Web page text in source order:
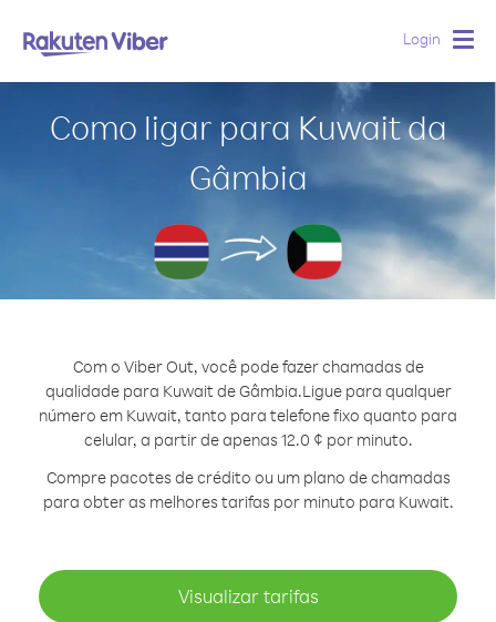
Login
Como ligar para Kuwait da
Gâmbia
Com o Viber Out, você pode fazer chamadas de
qualidade para Kuwait de Gâmbia.Ligue para qualquer
número em Kuwait, tanto para telefone fixo quanto para
celular, a partir de apenas 12.0 ¢ por minuto.
Compre pacotes de crédito ou um plano de chamadas
para obter as melhores tarifas por minuto para Kuwait.
Visualizar tarifas